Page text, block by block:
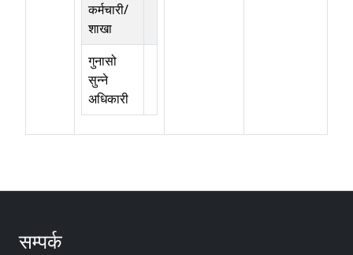
कर्मचारी/
शाखा
गुनासो
सुन्ने
अधिकारी
सम्पर्क